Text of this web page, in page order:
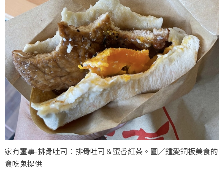
家有璽事-排骨吐司：排骨吐司＆蜜香紅茶。圖／鍾愛銅板美食的
貪吃鬼提供